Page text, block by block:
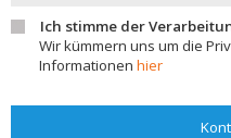
Ich stimme der
Wir kümmern uns um die
Informationen hier